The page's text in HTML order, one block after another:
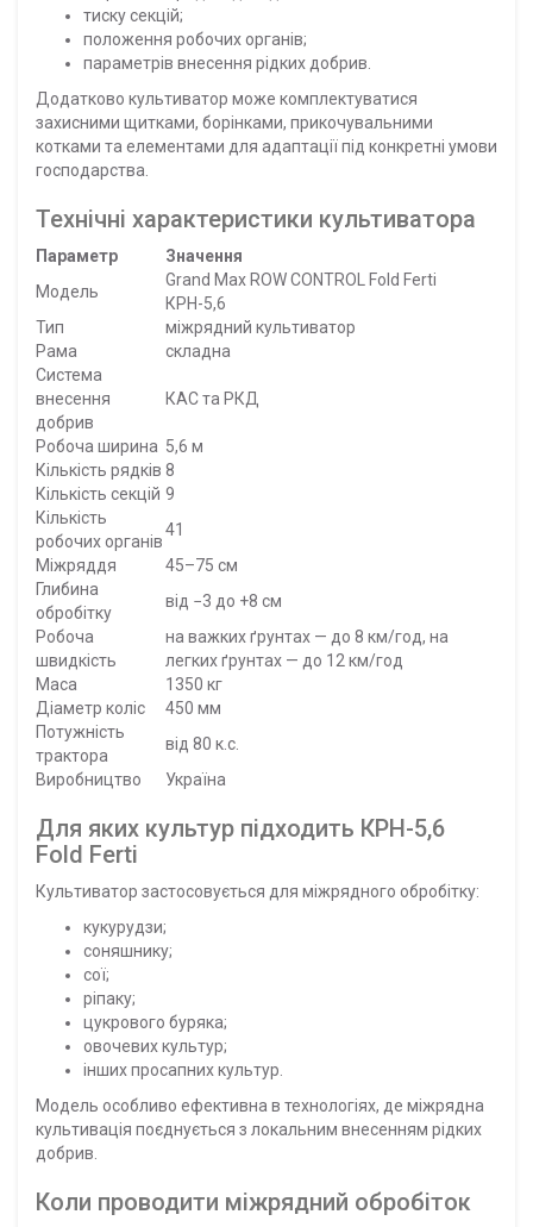
тиску секцій;
положення робочих органів;
параметрів внесення рідких добрив.
Додатково культиватор може комплектуватися
захисними щитками, борінками, прикочувальними
котками та елементами для адаптації під конкретні умови
господарства.
Технічні характеристики культиватора
Параметр
Значення
Модель
Grand Max ROW CONTROL Fold Ferti
КРН-5,6
Тип
міжрядний культиватор
Рама
складна
Система
внесення
добрив
КАС та РКД
Робоча ширина 5,6 м
Кількість рядків 8
Кількість секцій 9
Кількість
робочих органів
41
Міжряддя
45–75 см
Глибина
обробітку
від −3 до +8 см
Робоча
швидкість
на важких ґрунтах — до 8 км/год, на
легких ґрунтах — до 12 км/год
Маса
1350 кг
Діаметр коліс
450 мм
Потужність
трактора
від 80 к.с.
Виробництво
Україна
Для яких культур підходить КРН-5,6
Fold Ferti
Культиватор застосовується для міжрядного обробітку:
кукурудзи;
соняшнику;
сої;
ріпаку;
цукрового буряка;
овочевих культур;
інших просапних культур.
Модель особливо ефективна в технологіях, де міжрядна
культивація поєднується з локальним внесенням рідких
добрив.
Коли проводити міжрядний обробіток